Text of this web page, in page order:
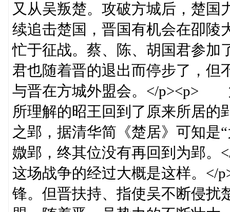
又从吴叛楚。攻破方城后，楚国
续追击楚国，晋国有机会在卲陵
忙于征战。蔡、陈、胡国君参加
君也随着晋的退出而停步了，但
与晋在方城外盟会。</p><p>
所理解的昭王回到了原来所居的
之郢，据清华简《楚居》可知是
媺郢，终其位没有再回到为郢
这场战争的经过大概是这样。
锋。但晋扶持、指使吴不断侵扰